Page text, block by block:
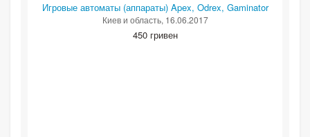
Игровые автоматы (аппараты) Apex, Odrex, Gaminator
Киев и область, 16.06.2017
450 гривен